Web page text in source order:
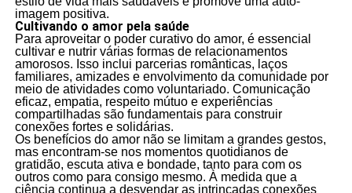
imagem positiva.
Cultivando o amor pela saúde
Para aproveitar o poder curativo do amor, é essencial
cultivar e nutrir várias formas de relacionamentos
amorosos. Isso inclui parcerias românticas, laços
familiares, amizades e envolvimento da comunidade por
meio de atividades como voluntariado. Comunicação
eficaz, empatia, respeito mútuo e experiências
compartilhadas são fundamentais para construir
conexões fortes e solidárias.
Os benefícios do amor não se limitam a grandes gestos,
mas encontram-se nos momentos quotidianos de
gratidão, escuta ativa e bondade, tanto para com os
outros como para consigo mesmo. À medida que a
ciência continua a desvendar as intrincadas conexões